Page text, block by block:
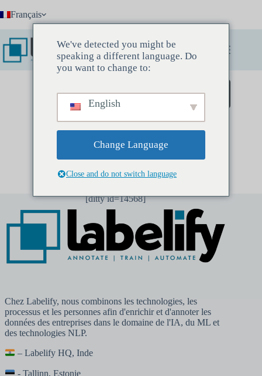
au
Français
Réservez une réunion découverte
[ditty id=14568]
Chez Labelify, nous combinons les technologies, les
processus et les personnes afin d'enrichir et d'annoter les
données des entreprises dans le domaine de l'IA, du ML et
des technologies NLP.
– Labelify HQ, Inde
- Tallinn, Estonie
We've detected you might be
speaking a different language. Do
you want to change to:
English
Change Language
Close and do not switch language